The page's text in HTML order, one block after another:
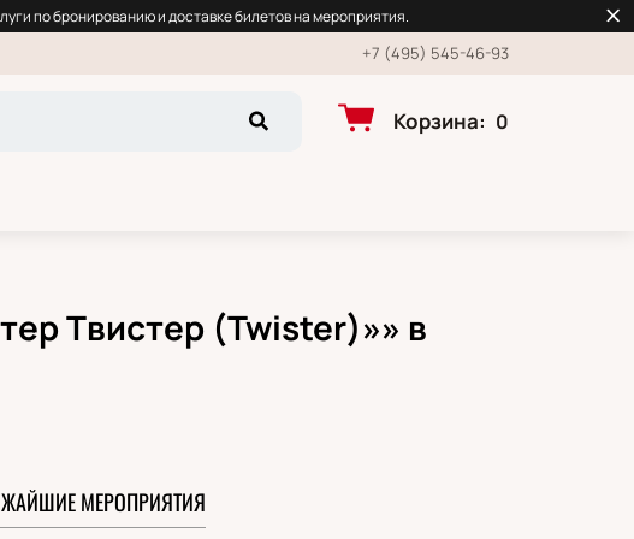
по бронированию и доставке билетов на мероприятия.
+7 (495) 545-46-93
Корзина: 0
Твистер (Twister)»» в
МЕРОПРИЯТИЯ